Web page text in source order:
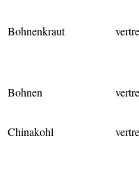
Bohnenkraut
Bohnen
Chinakohl